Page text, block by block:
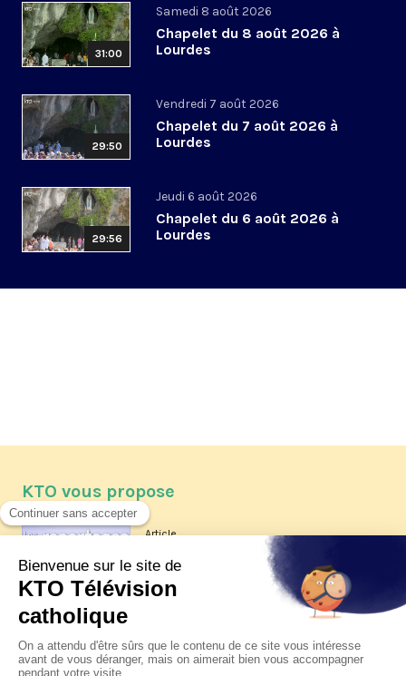
31:00
Samedi 8 août 2026
Chapelet du 8 août 2026 à
Lourdes
29:50
Vendredi 7 août 2026
Chapelet du 7 août 2026 à
Lourdes
29:56
Jeudi 6 août 2026
Chapelet du 6 août 2026 à
Lourdes
KTO vous propose
Article
Les reportages d'été 2026 de KTO
La visite pastorale du pape Léon
XIV à Assise à suivre sur KTO le
jeudi 6 août